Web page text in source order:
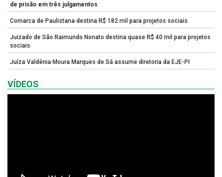
de prisão em três julgamentos
Comarca de Paulistana destina R$ 182 mil para projetos sociais
Juizado de São Raimundo Nonato destina quase R$ 40 mil para projetos
sociais
Juíza Valdênia Moura Marques de Sá assume diretoria da EJE-PI
VÍDEOS